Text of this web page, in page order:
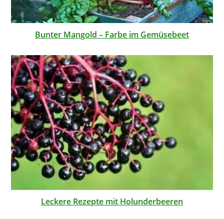
Bunter Mangold – Farbe im Gemüsebeet
Leckere Rezepte mit Holunderbeeren